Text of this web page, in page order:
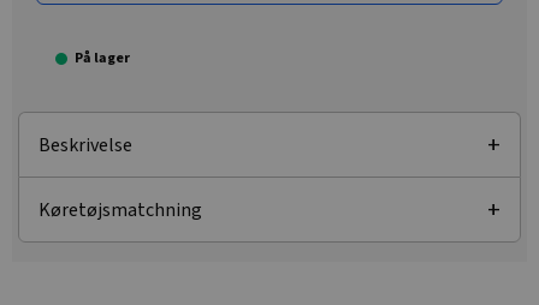
På lager
Beskrivelse
Køretøjsmatchning